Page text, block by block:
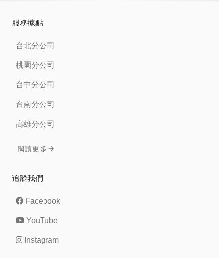
服務據點
台北分公司
桃園分公司
台中分公司
台南分公司
高雄分公司
閱讀更多
追蹤我們
Facebook
YouTube
Instagram